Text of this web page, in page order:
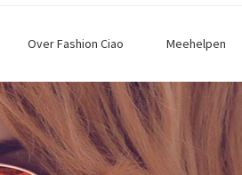
Over Fashion Ciao Meehelpen